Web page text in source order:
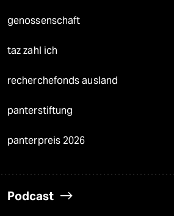
genossenschaft
taz zahl ich
recherchefonds ausland
panterstiftung
panterpreis 2026
Podcast